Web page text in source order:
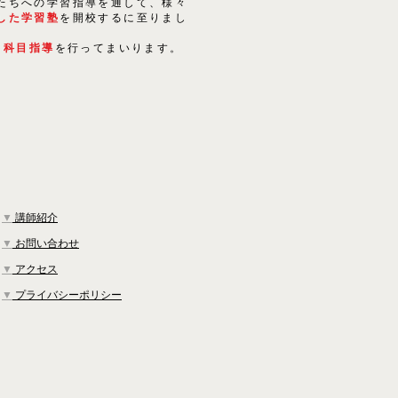
ちへの学習指導を通して、様々
た学習塾 を開校するに至りまし
科目指導 を行ってまいります。
▼ 講師紹介
▼ お問い合わせ
▼ アクセス
▼ プライバシーポリシー